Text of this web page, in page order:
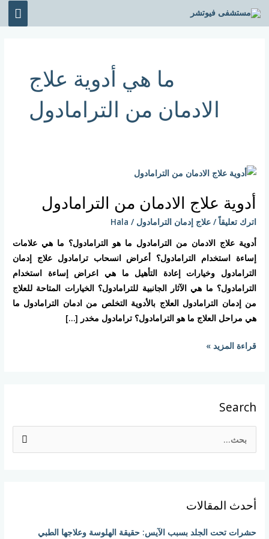
تخطي
إلى
ما هي أدوية علاج
الادمان من الترامادول
أدوية علاج الادمان من الترامادول
اترك تعليقاً /علاج إدمان الترامادول /
Hala
أدوية علاج الادمان من الترامادول ما هو الترامادول؟ ما هي علامات
إساءة استخدام الترامادول؟ أعراض انسحاب ترامادول علاج إدمان
الترامادول وخيارات إعادة التأهيل ما هي اعراض إساءة استخدام
الترامادول؟ ما هي الآثار الجانبية للترامادول؟ الخيارات المتاحة للعلاج
من إدمان الترامادول العلاج بالأدوية التخلص من ادمان الترامادول ما
هي مراحل العلاج ما هو الترامادول؟ ترامادول مخدر […]
أدوية
الادمان
من
الترامادول
قراءة المزيد »
Search
ث
أحدث المقالات
حشرات تحت الجلد بسبب الآيس: حقيقة الهلوسة وعلاجها الطبي